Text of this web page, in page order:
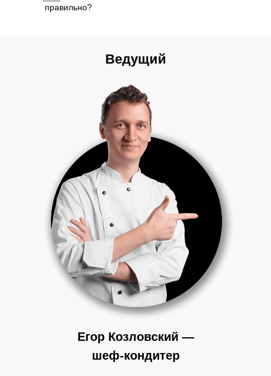
правильно?
Ведущий
Егор Козловский —
шеф-кондитер